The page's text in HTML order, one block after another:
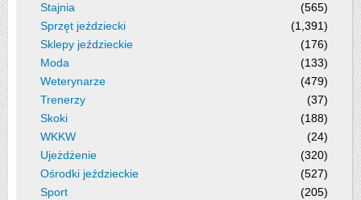
Stajnia
(565)
Sprzęt jeździecki
(1,391)
Sklepy jeździeckie
(176)
Moda
(133)
Weterynarze
(479)
Trenerzy
(37)
Skoki
(188)
WKKW
(24)
Ujeżdżenie
(320)
Ośrodki jeździeckie
(527)
Sport
(205)